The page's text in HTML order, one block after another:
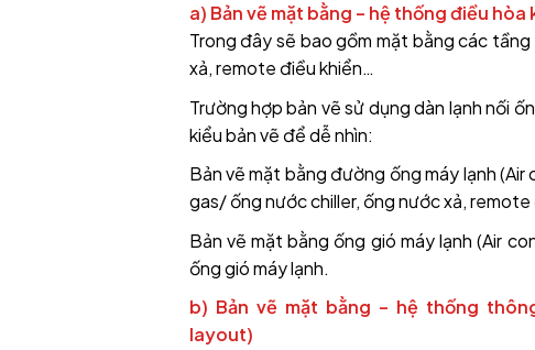
a) Bản vẽ mặt bằng – hệ thống điều
Trong đây sẽ bao gồm mặt bằng các
xả, remote điều khiển…
Trường hợp bản vẽ sử dụng dàn lạnh nối
kiểu bản vẽ để dễ nhìn:
Bản vẽ mặt bằng đường ống máy lạnh
gas/ ống nước chiller, ống nước xả, remote
Bản vẽ mặt bằng ống gió máy lạnh (Air
ống gió máy lạnh.
b) Bản vẽ mặt bằng – hệ thống
layout)